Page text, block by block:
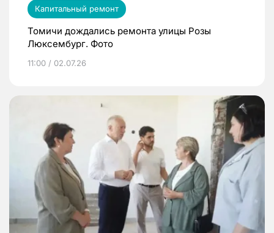
Капитальный ремонт
Томичи дождались ремонта улицы Розы
Люксембург. Фото
11:00 / 02.07.26